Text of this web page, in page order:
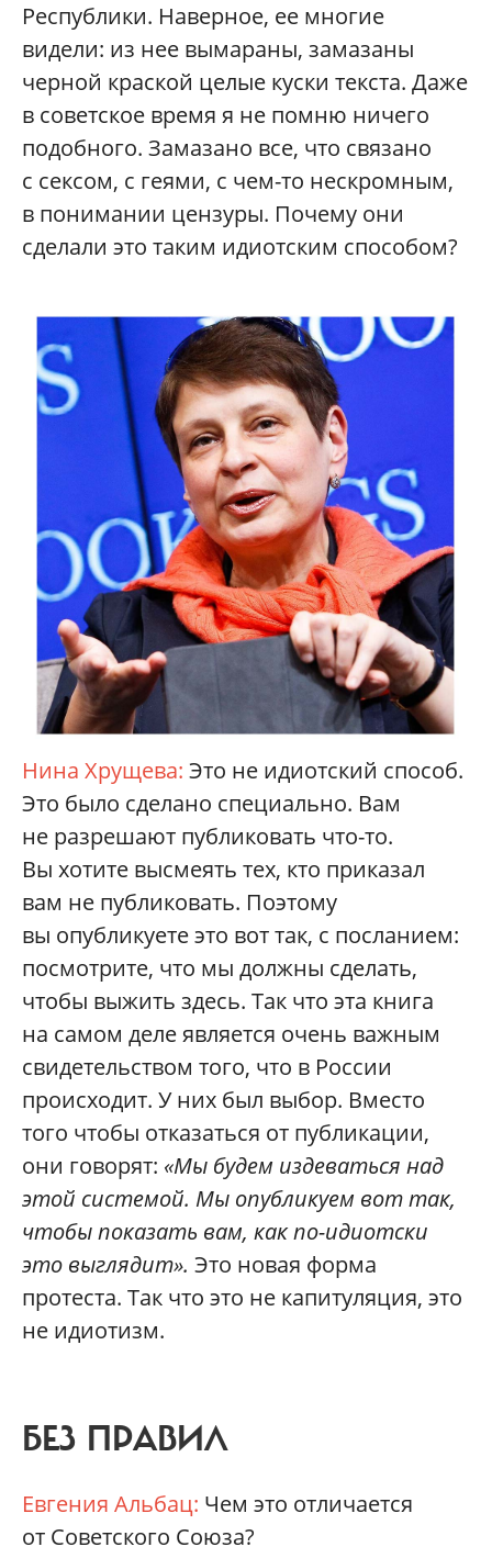
Республики. Наверное, ее многие
видели: из нее вымараны, замазаны
черной краской целые куски текста. Даже
в советское время я не помню ничего
подобного. Замазано все, что связано
с сексом, с геями, с чем-то нескромным,
в понимании цензуры. Почему они
сделали это таким идиотским способом?
Нина Хрущева: Это не идиотский способ.
Это было сделано специально. Вам
не разрешают публиковать что-то.
Вы хотите высмеять тех, кто приказал
вам не публиковать. Поэтому
вы опубликуете это вот так, с посланием:
посмотрите, что мы должны сделать,
чтобы выжить здесь. Так что эта книга
на самом деле является очень важным
свидетельством того, что в России
происходит. У них был выбор. Вместо
того чтобы отказаться от публикации,
они говорят: «Мы будем издеваться над
этой системой. Мы опубликуем вот так,
чтобы показать вам, как по-идиотски
это выглядит». Это новая форма
протеста. Так что это не капитуляция, это
не идиотизм.
БЕЗ ПРАВИЛ
Евгения Альбац: Чем это отличается
от Советского Союза?